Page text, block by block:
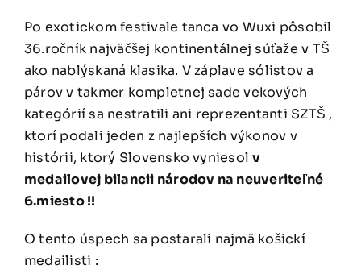
Po exotickom festivale tanca vo Wuxi pôsobil
36.ročník najväčšej kontinentálnej súťaže v TŠ
ako nablýskaná klasika. V záplave sólistov a
párov v takmer kompletnej sade vekových
kategórií sa nestratili ani reprezentanti SZTŠ ,
ktorí podali jeden z najlepších výkonov v
histórii, ktorý Slovensko vyniesolv
medailovej bilancii národov na neuveriteľné
6.miesto !!
O tento úspech sa postarali najmä košickí
medailisti :